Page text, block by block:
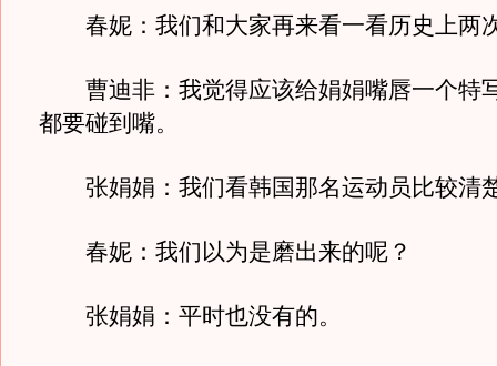
春妮：我们和大家再来看一看历史上两
曹迪非：我觉得应该给娟娟嘴唇一个特
都要碰到嘴。
张娟娟：我们看韩国那名运动员比较清
春妮：我们以为是磨出来的呢？
张娟娟：平时也没有的。